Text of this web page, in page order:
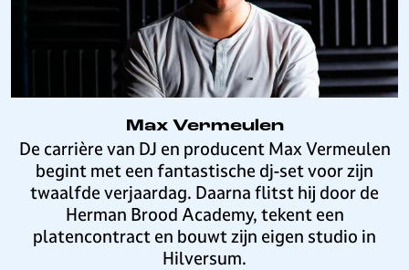
k
e
n
a
n
n
e
v
a
n
M
u
l
k
e
Max Vermeulen
M
a
x
V
e
r
De carrière van DJ en producent Max Vermeulen
begint met een fantastische dj-set voor zijn
twaalfde verjaardag. Daarna flitst hij door de
Herman Brood Academy, tekent een
platencontract en bouwt zijn eigen studio in
Hilversum.